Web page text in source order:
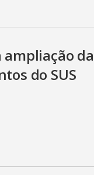
da
do SUS